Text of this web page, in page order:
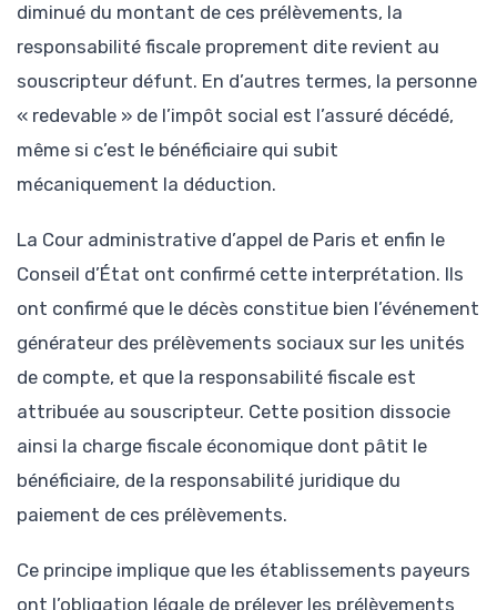
diminué du montant de ces prélèvements, la
responsabilité fiscale proprement dite revient au
souscripteur défunt. En d’autres termes, la personne
« redevable » de l’impôt social est l’assuré décédé,
même si c’est le bénéficiaire qui subit
mécaniquement la déduction.
La Cour administrative d’appel de Paris et enfin le
Conseil d’État ont confirmé cette interprétation. Ils
ont confirmé que le décès constitue bien l’événement
générateur des prélèvements sociaux sur les unités
de compte, et que la responsabilité fiscale est
attribuée au souscripteur. Cette position dissocie
ainsi la charge fiscale économique dont pâtit le
bénéficiaire, de la responsabilité juridique du
paiement de ces prélèvements.
Ce principe implique que les établissements payeurs
ont l’obligation légale de prélever les prélèvements